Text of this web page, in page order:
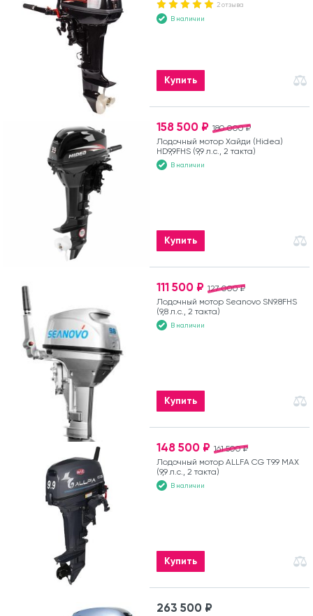
2 отзыва
В наличии
Купить
180 000 ₽
158 500 ₽
Лодочный мотор Хайди (Hidea)
HD9,9FHS (9,9 л.с., 2 такта)
В наличии
Купить
127 000 ₽
111 500 ₽
Лодочный мотор Seanovo SN9.8FHS
(9,8 л.с., 2 такта)
В наличии
Купить
161 500 ₽
148 500 ₽
Лодочный мотор ALLFA CG T9.9 MAX
(9,9 л.с., 2 такта)
В наличии
Купить
263 500 ₽